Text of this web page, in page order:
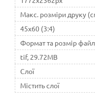
Макс. розміри друку
45x60 (3:4)
Формат та розмір
tif, 29.72MB
Слої
Містить слої